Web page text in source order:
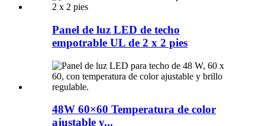
Panel de luz LED de techo
empotrable UL de 2 x 2 pies
48W 60×60 Temperatura de color
ajustable y...